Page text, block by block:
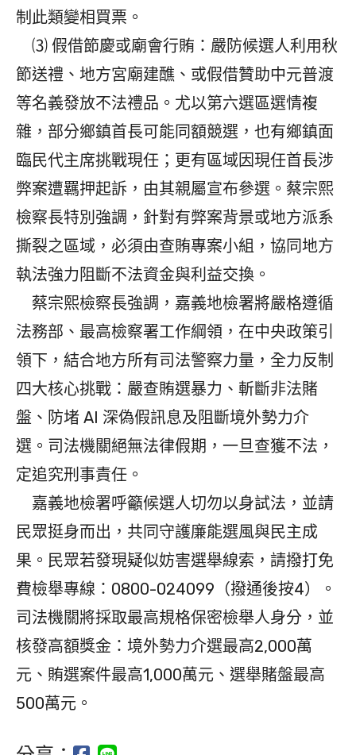
制此類變相買票。
⑶ 假借節慶或廟會行賄：嚴防候選人利用秋
節送禮、地方宮廟建醮、或假借贊助中元普渡
等名義發放不法禮品。尤以第六選區選情複
雜，部分鄉鎮首長可能同額競選，也有鄉鎮面
臨民代主席挑戰現任；更有區域因現任首長涉
弊案遭羈押起訴，由其親屬宣布參選。蔡宗熙
檢察長特別強調，針對有弊案背景或地方派系
撕裂之區域，必須由查賄專案小組，協同地方
執法強力阻斷不法資金與利益交換。
蔡宗熙檢察長強調，嘉義地檢署將嚴格遵循
法務部、最高檢察署工作綱領，在中央政策引
領下，結合地方所有司法警察力量，全力反制
四大核心挑戰：嚴查賄選暴力、斬斷非法賭
盤、防堵 AI 深偽假訊息及阻斷境外勢力介
選。司法機關絕無法律假期，一旦查獲不法，
定追究刑事責任。
嘉義地檢署呼籲候選人切勿以身試法，並請
民眾挺身而出，共同守護廉能選風與民主成
果。民眾若發現疑似妨害選舉線索，請撥打免
費檢舉專線：0800-024099（撥通後按4）。
司法機關將採取最高規格保密檢舉人身分，並
核發高額獎金：境外勢力介選最高2,000萬
元、賄選案件最高1,000萬元、選舉賭盤最高
500萬元。